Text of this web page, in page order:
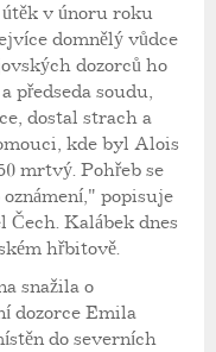
v únoru roku
domnělý vůdce
dozorců ho
předseda soudu,
dostal strach a
kde byl Alois
mrtvý. Pohřeb se
popisuje
Kalábek dnes
hřbitově.
snažila o
dozorce Emila
do severních